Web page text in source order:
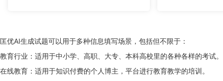
匡优AI生成试题可以用于多种信息填写场景，包括但不限于：
教育行业：适用于中小学、高职、大专、本科高校里的各种各样的考试。
在线教育：适用于知识付费的个人博主，平台进行教育教学的培训。